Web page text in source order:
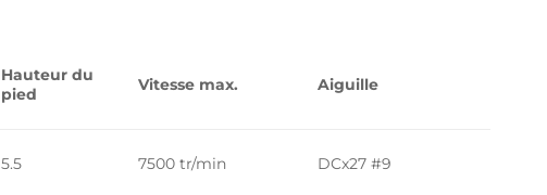
Hauteur du
pied
Vitesse max. Aiguille
5.5 7500 tr/min DCx27 #9